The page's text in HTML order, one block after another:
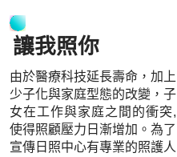
讓我照你
由於醫療科技延長壽命，加上
少子化與家庭型態的改變，子
女在工作與家庭之間的衝突,
使得照顧壓力日漸增加。為了
宣傳日照中心有專業的照護人